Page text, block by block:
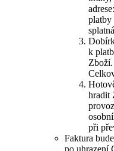
adrese:
platby
k
hradit
při
Faktura